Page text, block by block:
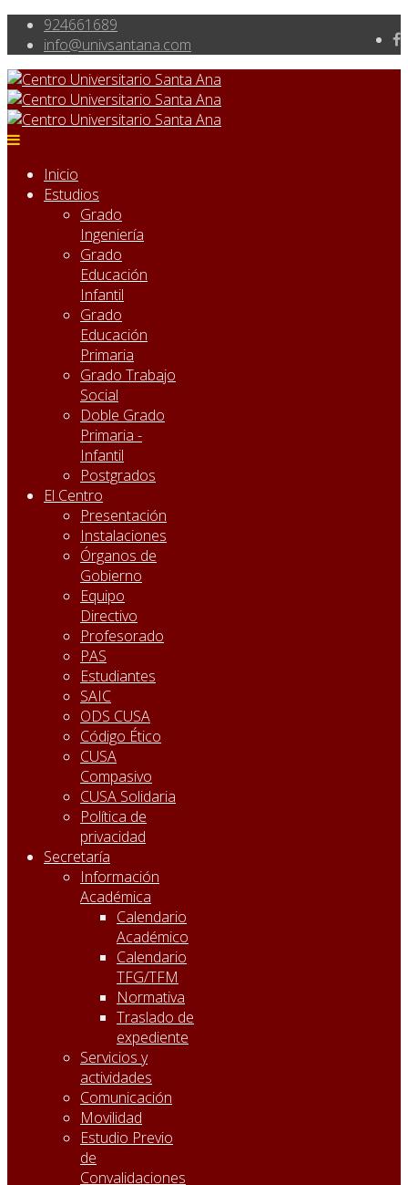
924661689
info@univsantana.com
Inicio
Estudios
Grado
Ingeniería
Grado
Educación
Infantil
Grado
Educación
Primaria
Grado Trabajo
Social
Doble Grado
Primaria -
Infantil
Postgrados
El Centro
Presentación
Instalaciones
Órganos de
Gobierno
Equipo
Directivo
Profesorado
PAS
Estudiantes
SAIC
ODS CUSA
Código Ético
CUSA
Compasivo
CUSA Solidaria
Política de
privacidad
Secretaría
Información
Académica
Calendario
Académico
Calendario
TFG/TFM
Normativa
Traslado de
expediente
Servicios y
actividades
Comunicación
Movilidad
Estudio Previo
de
Convalidaciones